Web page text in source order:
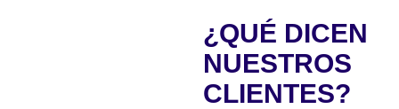
¿QUÉ DICEN
NUESTROS
CLIENTES?